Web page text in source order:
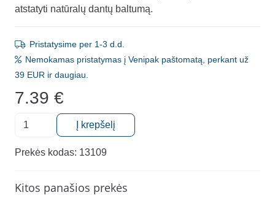
atstatyti natūralų dantų baltumą.
Pristatysime per 1-3 d.d.
Nemokamas pristatymas į Venipak paštomatą, perkant už
39 EUR ir daugiau.
7.39 €
produkto
Balinantis
šepetėlis
Į krepšelį
Prekės kodas: 13109
Kitos panašios prekės